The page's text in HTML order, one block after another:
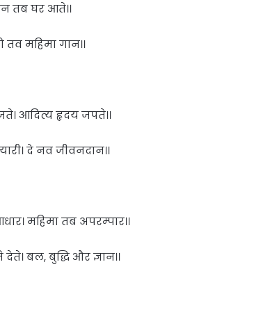
तब घर आते।।
महिमा गान।।
आदित्य हृदय जपते।।
दे नव जीवनदान।।
महिमा तब अपरम्पार।।
बल, बुद्धि और ज्ञान।।